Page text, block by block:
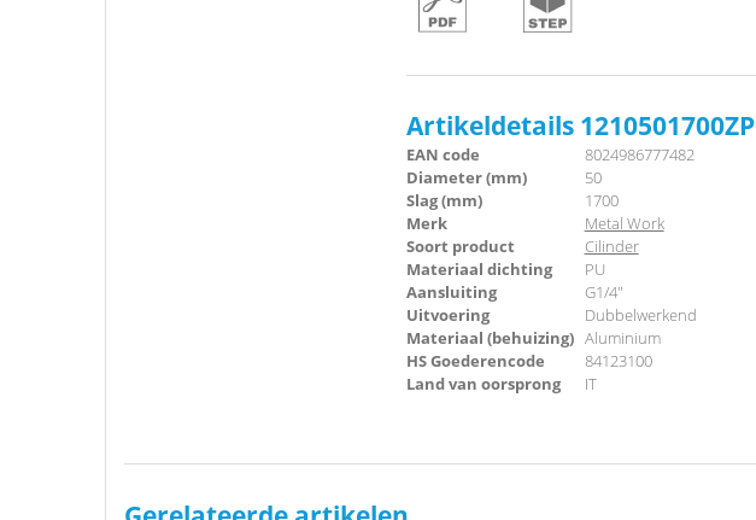
Artikeldetails 1210501700ZP
EAN code
8024986777482
Diameter (mm)
50
Slag (mm)
1700
Merk
Metal Work
Soort product
Cilinder
Materiaal dichting
PU
Aansluiting
G1/4"
Uitvoering
Dubbelwerkend
Materiaal (behuizing) Aluminium
HS Goederencode
84123100
Land van oorsprong
IT